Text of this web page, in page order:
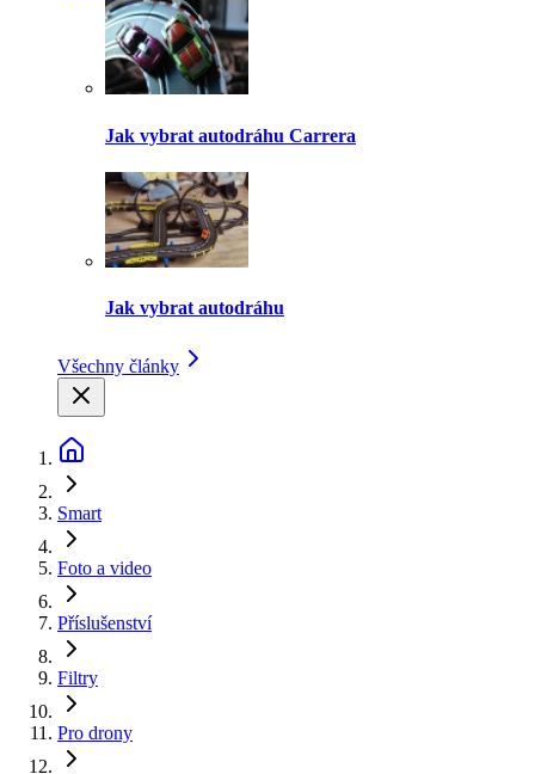
Jak vybrat autodráhu Carrera
Jak vybrat autodráhu
Všechny články
Smart
Foto a video
Příslušenství
Filtry
Pro drony